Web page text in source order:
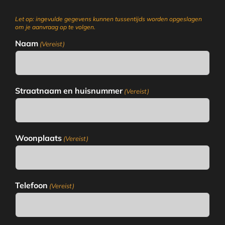
Let op: ingevulde gegevens kunnen tussentijds worden opgeslagen
om je aanvraag op te volgen.
Naam (Vereist)
Straatnaam en huisnummer (Vereist)
Woonplaats (Vereist)
Telefoon (Vereist)